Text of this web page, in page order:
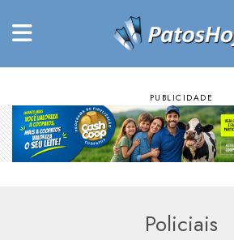
Policiais